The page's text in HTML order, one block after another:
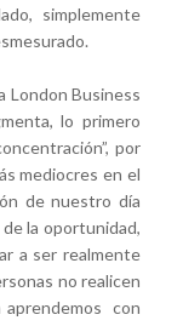
simplemente
London Business
lo primero
por
mediocres en el
de nuestro día
la oportunidad,
a ser realmente
no realicen
aprendemos con